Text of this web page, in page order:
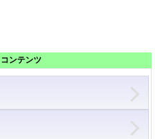
ンテンツ